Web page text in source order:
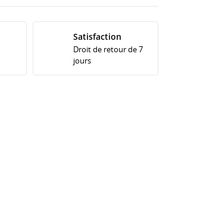
Satisfaction
Droit de retour de 7
jours